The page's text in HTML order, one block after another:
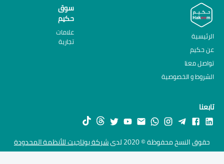
الرئيسية
عن حكيم
تواصل معنا
الشروط و الخصوصية
سوق
حكيم
علامات
تجارية
تابعنا
حقوق النسخ محفوظة © 2020 لدى شركة يوتاجيت للأنظمة المحدودة